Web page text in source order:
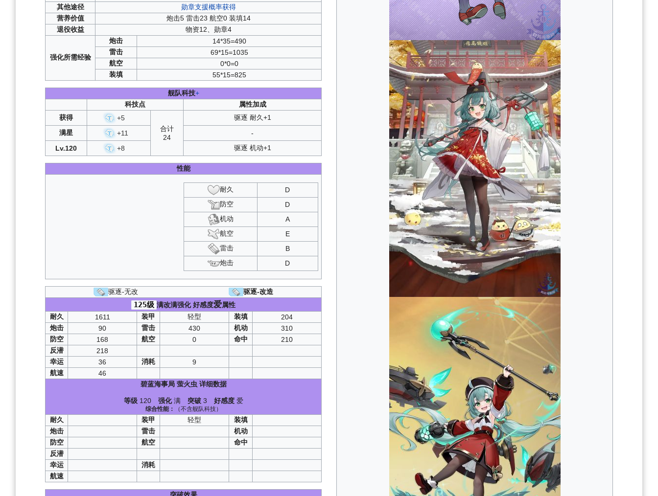
作战档案苍红的回响：B1
作战档案墨染：A1/C1
作战档案光与影的鸢尾之华：A2/C2
作战档案坠落之翼：A1
作战档案凛冬王冠：A1/C1
作战档案红染：A2 C2
炼金术士与天际交汇之塔：
高塔上的蔷薇：A2/C2
复刻湮烬尘墟：B3/D3/SP
危险发明迫近中！：
复刻雄鹰的叙事歌：B1/D1
B3/D3/SP
幻梦间奏曲：HT3/SP/T3
复刻泠誓光庭：B1/D1
绽放于辉光之城：A2/C2
须臾望月抄
湮烬尘墟：B3/D3/SP
D1
SP2
复刻穹顶下的圣咏曲：A1/C1
复刻微层混合：A3/C3
复刻浮樱影华：B1/D1
复刻神圣的悲喜剧：B1/D1
假日航线 ：SP3
复刻峡湾间的星辰：SP2
激唱的UNIVERSE：SP1
复刻铁血音符誓言：A1
永夜幻光：A1/C1
峡湾间的反击：SP2
穹顶下的圣咏曲：A1/C1
复刻苍红的回响： B1
微层混合：A3/C3
浮樱影华：B1/D1
虚拟与真实的双向镜：T4
激奏的Polaris：SP2
最珍贵的宝物：SP1
神圣的悲喜剧：B1/D1
复刻光与影的鸢尾之华
：A2/C2
铁血音符誓言：A1/C1
虚拟链接的共时性：SP4
复刻墨染
C1
复刻凛冬王冠：A1/C1
苍红的回响：B1/D1
复刻坠落之翼：A1
墨染 ： A1/C1
复刻红染：A2
凛冬王冠
C1
坠落之翼：A1/C1
光荣的一战：SP2
努力希望计划：SP3
其他途径
勋章支援概率获得
营养价值
炮击5 雷击23 航空0 装填14
退役收益 物资12、勋章4
强化所需经验
炮击
14*35=490
雷击
69*15=1035
航空
0*0=0
装填
55*15=825
舰队科技+
科技点
属性加成
获得
+5
合计
24
驱逐 耐久+1
满星
+11
-
Lv.120
+8 驱逐 机动+1
性能
耐久
D
防空
D
机动
A
航空
E
雷击
B
炮击
D
驱逐-无改 驱逐-改造
125级 满改满强化好感度爱属性
耐久
1611 装甲 轻型 装填
204
炮击
90 雷击 430 机动
310
防空
168 航空 0 命中
210
反潜
218
幸运
36 消耗
9
航速
46
碧蓝海事局 萤火虫 详细数据
等级 120 强化满 突破 3 好感度 爱
综合性能： （不含舰队科技）
耐久 装甲 轻型
装填
炮击
雷击
机动
防空
航空
命中
反潜
幸运
消耗
航速